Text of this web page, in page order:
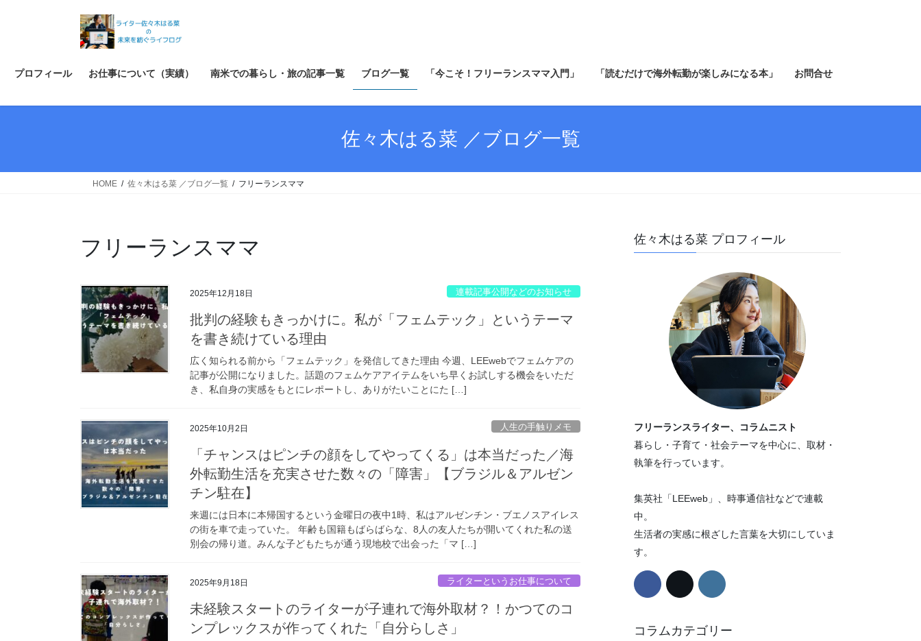
ス
ン
プロフィール お仕事について（実績） 南米での暮らし・旅の記事一覧 ブログ一覧 「今こそ！フリーランスママ入門」 「読むだけで海外転勤が楽しみになる本」 お問合せ
佐々木はる菜 ／ブログ一覧
HOME 佐々木はる菜 ／ブログ一覧 フリーランスママ
フリーランスママ
2025年12月18日 連載記事公開などのお知らせ
批判の経験もきっかけに。私が「フェムテック」というテーマ
を書き続けている理由
広く知られる前から「フェムテック」を発信してきた理由 今週、LEEwebでフェムケアの
記事が公開になりました。話題のフェムケアアイテムをいち早くお試しする機会をいただ
き、私自身の実感をもとにレポートし、ありがたいことにた […]
2025年10月2日 人生の手触りメモ
「チャンスはピンチの顔をしてやってくる」は本当だった／海
外転勤生活を充実させた数々の「障害」【ブラジル＆アルゼン
チン駐在】
来週には日本に本帰国するという金曜日の夜中1時、私はアルゼンチン・ブエノスアイレス
の街を車で走っていた。 年齢も国籍もばらばらな、8人の友人たちが開いてくれた私の送
別会の帰り道。みんな子どもたちが通う現地校で出会った「マ […]
2025年9月18日 ライターというお仕事について
未経験スタートのライターが子連れで海外取材？！かつてのコ
ンプレックスが作ってくれた「自分らしさ」
佐々木はる菜 プロフィール
フリーランスライター、コラムニスト
暮らし・子育て・社会テーマを中心に、取材・
執筆を行っています。
集英社「LEEweb」、時事通信社などで連載
中。
生活者の実感に根ざした言葉を大切にしていま
す。
コラムカテゴリー